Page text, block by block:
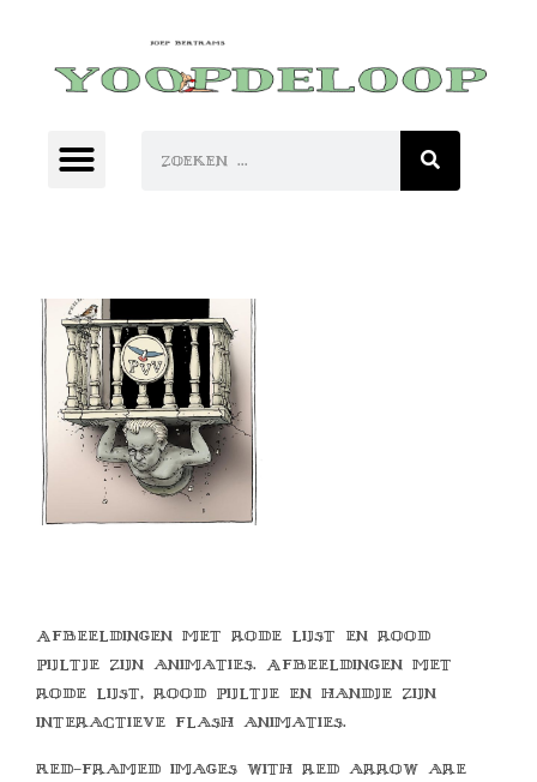
Afbeeldingen met rode lijst en rood
pijltje zijn animaties. Afbeeldingen met
rode lijst, rood pijltje en handje zijn
interactieve flash animaties.
Red-framed images with red arrow are